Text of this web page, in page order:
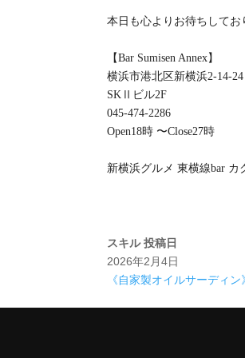
本日も心よりお待ちしてお
【Bar Sumisen Annex】
横浜市港北区新横浜2-14-24
SKⅡビル2F
045-474-2286
Open18時 〜Close27時
新横浜グルメ 東横線bar
スキル 投稿日
2026年2月4日
《自家製オイルサーディン